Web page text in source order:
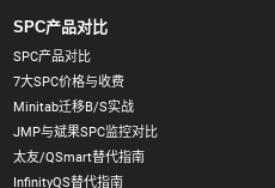
SPC产品对比
SPC产品对比
7大SPC价格与收费
Minitab迁移B/S实战
JMP与斌果SPC监控对比
太友/QSmart替代指南
InfinityQS替代指南